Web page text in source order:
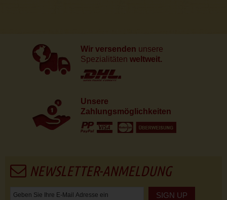
Wir versenden unsere
Spezialitäten weltweit.
Unsere
Zahlungsmöglichkeiten
NEWSLETTER-ANMELDUNG
SIGN UP